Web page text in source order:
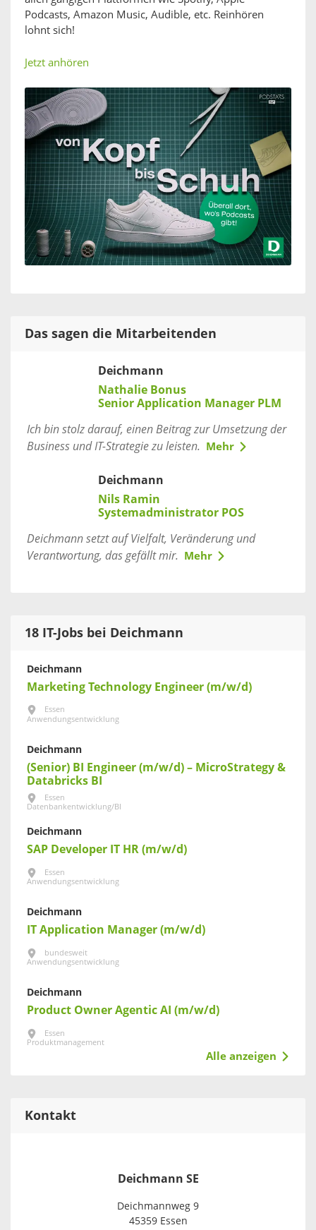
Podcasts, Amazon Music, Audible, etc. Reinhören
lohnt sich!
Jetzt anhören
Das sagen die Mitarbeitenden
Deichmann
Nathalie Bonus
Senior Application Manager PLM
Ich bin stolz darauf, einen Beitrag zur Umsetzung der
Business und IT-Strategie zu leisten. Mehr
Deichmann
Nils Ramin
Systemadministrator POS
Deichmann setzt auf Vielfalt, Veränderung und
Verantwortung, das gefällt mir. Mehr
18 IT-Jobs bei Deichmann
Deichmann
Marketing Technology Engineer (m/w/d)
Essen
Anwendungsentwicklung
Deichmann
(Senior) BI Engineer (m/w/d) – MicroStrategy &
Databricks BI
Essen
Datenbankentwicklung/BI
Deichmann
SAP Developer IT HR (m/w/d)
Essen
Anwendungsentwicklung
Deichmann
IT Application Manager (m/w/d)
bundesweit
Anwendungsentwicklung
Deichmann
Product Owner Agentic AI (m/w/d)
Essen
Produktmanagement
Alle anzeigen
Kontakt
Deichmann SE
Deichmannweg 9
45359 Essen